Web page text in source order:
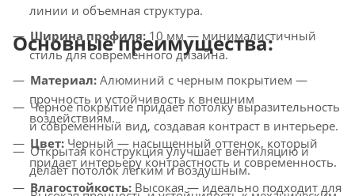
линии и объемная структура.
Ширина профиля: 10 мм — минималистичный
стиль для современного дизайна.
Материал: Алюминий с черным покрытием —
прочность и устойчивость к внешним
воздействиям.
Цвет: Черный — насыщенный оттенок, который
придает интерьеру контрастность и современность.
Влагостойкость: Высокая — идеально подходит для
Основные преимущества:
Черное покрытие придает потолку выразительность
и современный вид, создавая контраст в интерьере.
Открытая конструкция улучшает вентиляцию и
делает потолок легким и воздушным.